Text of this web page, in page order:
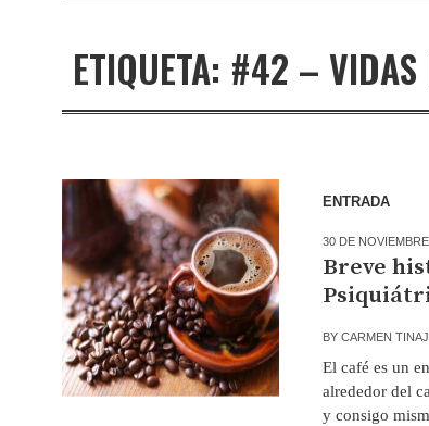
ETIQUETA: #42 – VIDAS
ENTRADA
30 DE
Breve
BY CARMEN
El café es un
alrededor del
y consigo